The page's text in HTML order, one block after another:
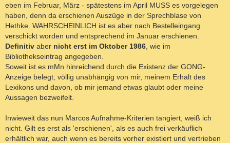
eben im Februar, März - spätestens im April MUSS es vorgelegen
haben, denn da erschienen Auszüge in der Sprechblase von
Hethke. WAHRSCHEINLICH ist es aber nach Bestelleingang
verschickt worden und entsprechend im Januar erschienen.
Definitiv aber nicht erst im Oktober 1986 , wie im
Bibliothekseintrag angegeben.
Soweit ist es mMn hinreichend durch die Existenz der GONG-
Anzeige belegt, völlig unabhängig von mir, meinem Erhalt des
Lexikons und davon, ob mir jemand etwas glaubt oder meine
Aussagen bezweifelt.
Inwieweit das nun Marcos Aufnahme-Kriterien tangiert, weiß ich
nicht. Gilt es erst als 'erschienen', als es auch frei verkäuflich
erhältlich war, auch wenn es bereits vorher existiert und vertrieben